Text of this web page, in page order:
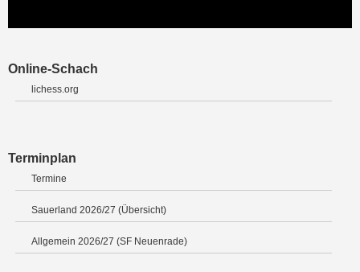
Online-Schach
lichess.org
Terminplan
Termine
Sauerland 2026/27 (Übersicht)
Allgemein 2026/27 (SF Neuenrade)